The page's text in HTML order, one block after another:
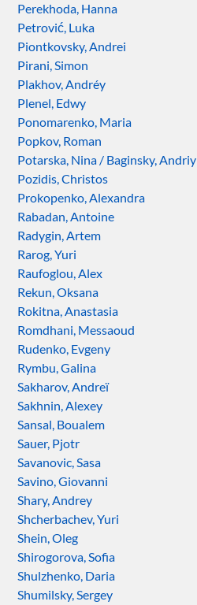
Perekhoda, Hanna
Petrović, Luka
Piontkovsky, Andrei
Pirani, Simon
Plakhov, Andréy
Plenel, Edwy
Ponomarenko, Maria
Popkov, Roman
Potarska, Nina / Baginsky, Andriy
Pozidis, Christos
Prokopenko, Alexandra
Rabadan, Antoine
Radygin, Artem
Rarog, Yuri
Raufoglou, Alex
Rekun, Oksana
Rokitna, Anastasia
Romdhani, Messaoud
Rudenko, Evgeny
Rymbu, Galina
Sakharov, Andreï
Sakhnin, Alexey
Sansal, Boualem
Sauer, Pjotr
Savanovic, Sasa
Savino, Giovanni
Shary, Andrey
Shcherbachev, Yuri
Shein, Oleg
Shirogorova, Sofia
Shulzhenko, Daria
Shumilsky, Sergey